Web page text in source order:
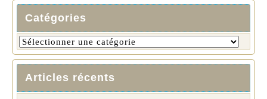
Catégories
Articles récents